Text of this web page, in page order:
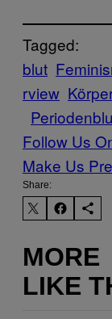
Tagged:
blut
rview
Follow Us
Make Us
Share:
MORE
LIKE